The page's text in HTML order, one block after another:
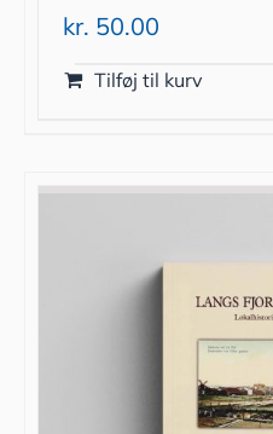
kr. 50.00
Tilføj til kurv